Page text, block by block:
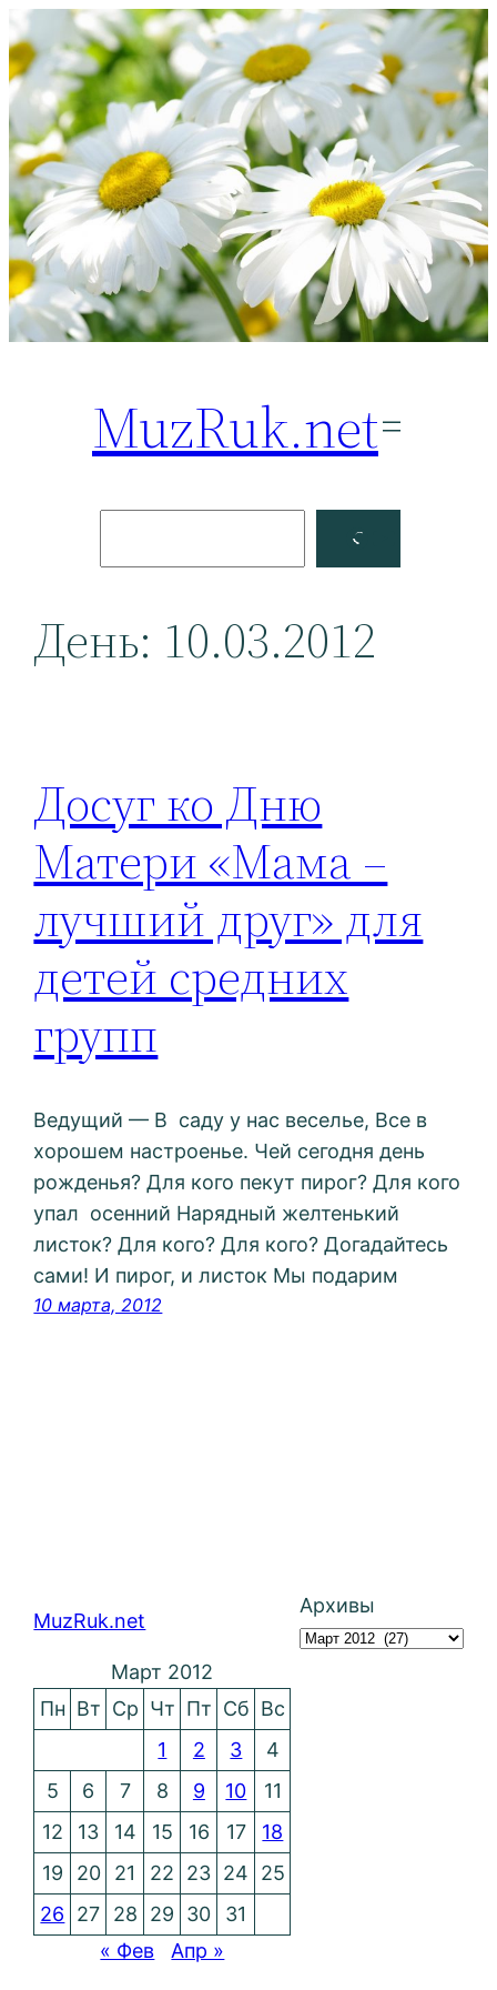
Перейти
к
содержимому
MuzRuk.net
Facebook
День: 10.03.2012
Досуг ко Дню
Матери «Мама –
лучший друг» для
детей средних
групп
Ведущий — В саду у нас веселье, Все в
хорошем настроенье. Чей сегодня день
рожденья? Для кого пекут пирог? Для кого
упал осенний Нарядный желтенький
листок? Для кого? Для кого? Догадайтесь
сами! И пирог, и листок Мы подарим
10 марта, 2012
MuzRuk.net
Архивы
Март 2012
Пн Вт Ср Чт Пт Сб Вс
1
2 3
4
5
6 7 8 9 10
11
12
13 14 15 16 17
18
19
20 21 22 23 24
25
26
27 28 29 30
31
« Фев
Апр »